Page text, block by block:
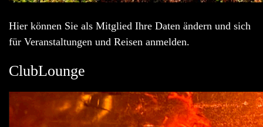
Hier können Sie als Mitglied Ihre Daten ändern und sich
für Veranstaltungen und Reisen anmelden.
ClubLounge